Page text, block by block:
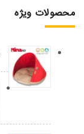
محصولات ویژه